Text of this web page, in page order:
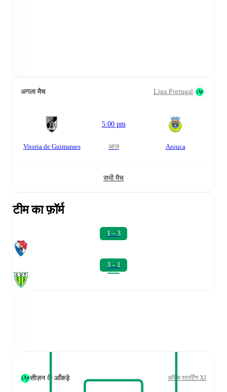
अगला मैच Liga Portugal
Vitoria de Guimaraes
5:00 pm
आज Arouca
सभी मैच
टीम का फ़ॉर्म
1 - 3
3 - 1
सीज़न के आँकड़े अंतिम स्टार्टिंग XI